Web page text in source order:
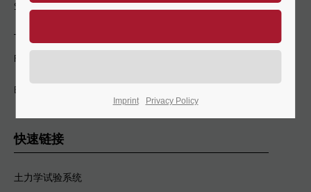
Steuertechnik GmbH
Tel.: +49 (551) 30752-0
Fax: +49 (551) 30752-20
E-Mail:
快速链接
土力学试验系统
Imprint Privacy Policy